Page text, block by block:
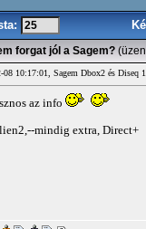
forgat jól a Sagem?
08 10:17:01, Sagem Dbox2 és Diseq
az info
mindig extra, Direct+